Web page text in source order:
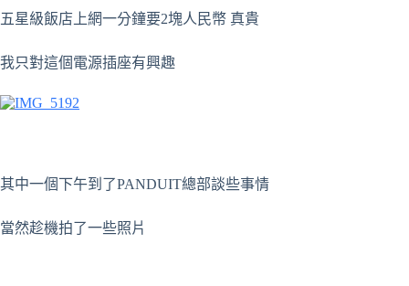
五星級飯店上網一分鐘要2塊人民幣 真貴
我只對這個電源插座有興趣
其中一個下午到了PANDUIT總部談些事情
當然趁機拍了一些照片